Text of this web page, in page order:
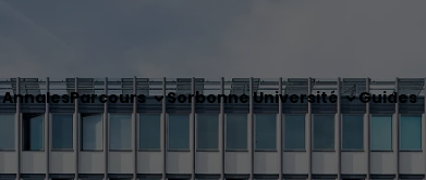
AnnalesParcours Sorbonne Université Guides